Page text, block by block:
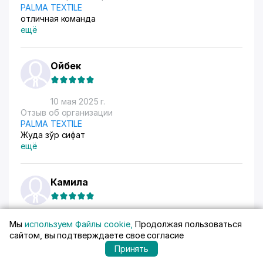
PALMA TEXTILE
отличная команда
ещё
Ойбек
10 мая 2025 г.
Отзыв об организации
PALMA TEXTILE
Жуда зўр сифат
ещё
Камила
Отзыв об организации
"Eldas" OOO
У вас самые лучшие, качественные пломбы! спасибо
Мы используем Файлы cookie, Продолжая пользоваться
сайтом, вы подтверждаете свое согласие
Принять